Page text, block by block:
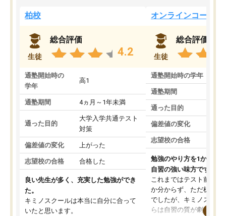
柏校
生徒
総合評価
4.2
通塾開始時の
学年
高1
通塾期間 4ヵ月～1年未満
通った目的
大学入学共通テスト
対策
偏差値の変化 上がった
志望校の合格 合格した
良い先生が多く、充実した勉強ができ
た。
キミノスクールは本当に自分に合って
いたと思います。
オンラインコース
生徒
総合評価
通塾開始時の学年
通塾期間
通った目的
偏差値の変化
志望校の合格
勉強のやり方を1から教
自習の強い味方です。
これまではテスト前に何
か分からず、ただ机に座
でしたが、キミノスクー
らは自習の質が劇的に変